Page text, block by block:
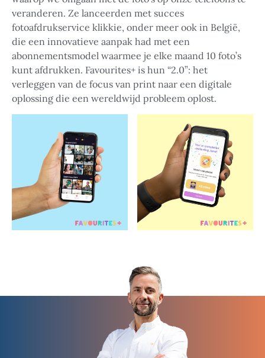
veranderen. Ze lanceerden met succes
fotoafdrukservice klikkie, onder meer ook in België,
die een innovatieve aanpak had met een
abonnementsmodel waarmee je elke maand 10 foto’s
kunt afdrukken. Favourites+ is hun “2.0”: het
verleggen van de focus van print naar een digitale
oplossing die een wereldwijd probleem oplost.